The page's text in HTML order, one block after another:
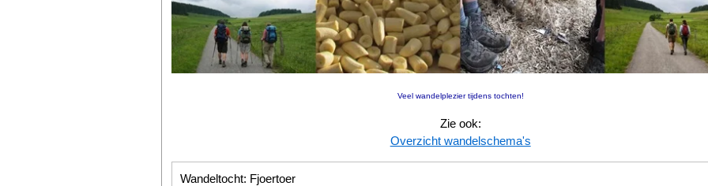
Veel wandelplezier tijdens tochten!
Zie ook:
Overzicht wandelschema's
Wandeltocht: Fjoertoer